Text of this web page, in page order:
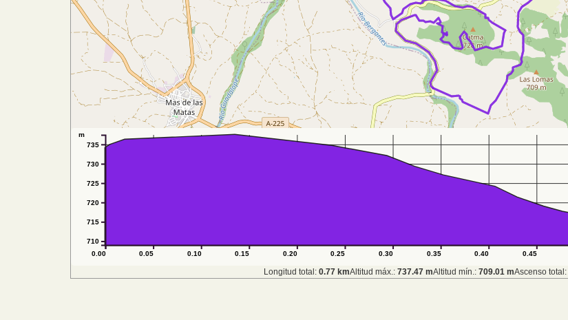
0.00 0.05 0.10 0.15 0.20 0.25 0.30 0.35 0.40 0.45
710
715
720
725
730
735
m
Longitud total: 0.77 kmAltitud máx.: 737.47 mAltitud mín.: 709.01 mAscenso total: